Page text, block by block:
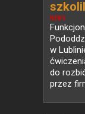
NEWS
w
do
przez